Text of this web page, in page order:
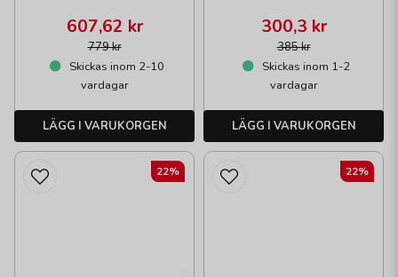
779 kr
607,62 kr
Skickas inom 2-10
vardagar
LÄGG I VARUKORGEN
385 kr
300,3 kr
Skickas inom 1-2
vardagar
LÄGG I VARUKORGEN
22% 22%